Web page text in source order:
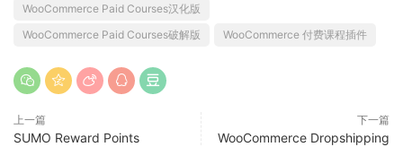
WooCommerce Paid Courses汉化版
WooCommerce Paid Courses破解版
WooCommerce 付费课程插件
上一篇
SUMO Reward Points
下一篇
WooCommerce Dropshipping